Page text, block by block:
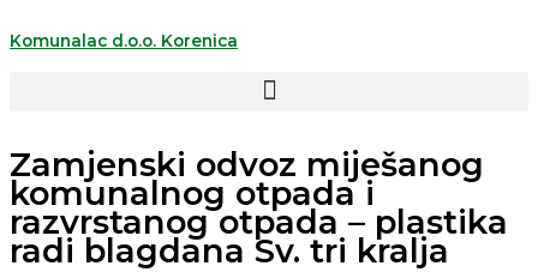
Komunalac d.o.o. Korenica
Zamjenski odvoz miješanog
komunalnog otpada i
razvrstanog otpada – plastika
radi blagdana Sv. tri kralja